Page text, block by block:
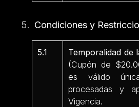
Condiciones y
5.1 Temporalidad de
(Cupón de
es válido
procesadas y
Vigencia.